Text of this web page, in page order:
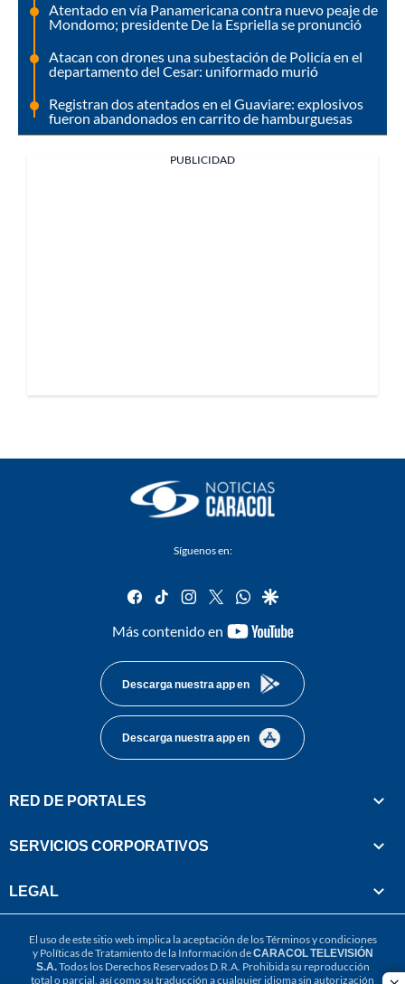
Atentado en vía Panamericana contra nuevo peaje de
Mondomo; presidente De la Espriella se pronunció
Atacan con drones una subestación de Policía en el
departamento del Cesar: uniformado murió
Registran dos atentados en el Guaviare: explosivos
fueron abandonados en carrito de hamburguesas
PUBLICIDAD
Síguenos en:
facebook
tiktok instagram
twitterwhatsapp
google
Más contenido en
youtube-
Descarga nuestra app en
Descarga nuestra app en
RED DE PORTALES
SERVICIOS CORPORATIVOS
LEGAL
El uso de este sitio web implica la aceptación de losTérminos y condiciones
y Políticas de Tratamiento de la Información deCARACOL TELEVISIÓN
S.A.Todos los Derechos Reservados D.R.A. Prohibida su reproducción
total o parcial, así como su traducción a cualquier idioma sin autorización